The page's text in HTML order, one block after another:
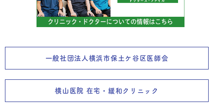
一般社団法人横浜市保土ケ谷区医師会
横山医院 在宅・緩和クリニック